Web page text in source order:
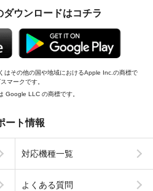
ウンロードはコチラ
はその他の国や地域におけるApple Inc.の商標で
マークです。
Google LLC の商標です。
ート情報
対応機種一覧
よくある質問